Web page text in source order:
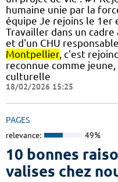
humaine unie par la
équipe Je rejoins le 1er
Travailler dans un
et d'un CHU
Montpellier, c'est
reconnue comme
culturelle
18/02/2026 15:25
PAGES
relevance: 49%
10 bonnes
valises chez